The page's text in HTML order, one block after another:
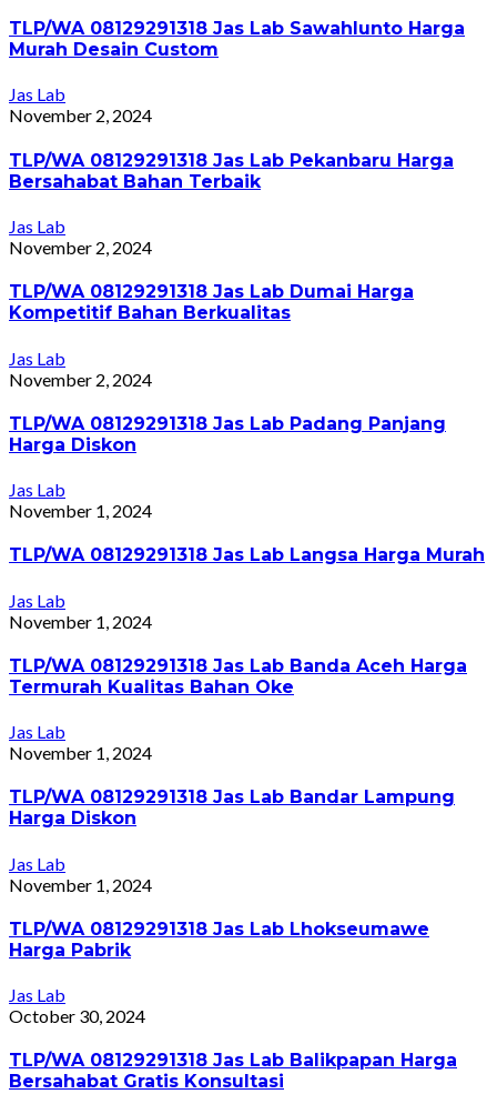
TLP/WA 08129291318 Jas Lab Sawahlunto Harga
Murah Desain Custom
Jas Lab
November 2, 2024
TLP/WA 08129291318 Jas Lab Pekanbaru Harga
Bersahabat Bahan Terbaik
Jas Lab
November 2, 2024
TLP/WA 08129291318 Jas Lab Dumai Harga
Kompetitif Bahan Berkualitas
Jas Lab
November 2, 2024
TLP/WA 08129291318 Jas Lab Padang Panjang
Harga Diskon
Jas Lab
November 1, 2024
TLP/WA 08129291318 Jas Lab Langsa Harga Murah
Jas Lab
November 1, 2024
TLP/WA 08129291318 Jas Lab Banda Aceh Harga
Termurah Kualitas Bahan Oke
Jas Lab
November 1, 2024
TLP/WA 08129291318 Jas Lab Bandar Lampung
Harga Diskon
Jas Lab
November 1, 2024
TLP/WA 08129291318 Jas Lab Lhokseumawe
Harga Pabrik
Jas Lab
October 30, 2024
TLP/WA 08129291318 Jas Lab Balikpapan Harga
Bersahabat Gratis Konsultasi